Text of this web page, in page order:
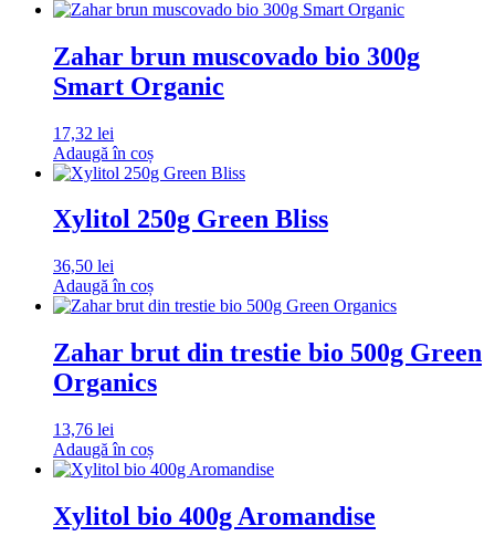
Zahar brun muscovado bio 300g
Smart Organic
17,32 lei
Adaugă în coș
Xylitol 250g Green Bliss
36,50 lei
Adaugă în coș
Zahar brut din trestie bio 500g Green
Organics
13,76 lei
Adaugă în coș
Xylitol bio 400g Aromandise